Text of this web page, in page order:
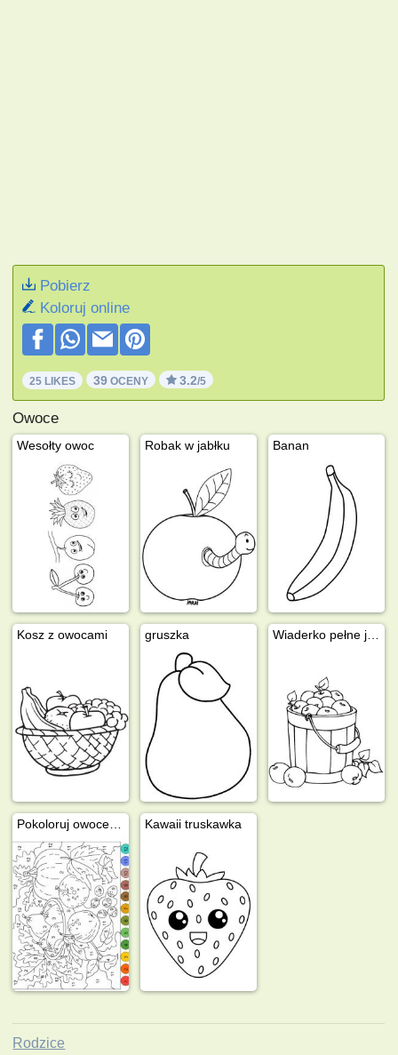
Pobierz
Koloruj online
25 LIKES 39 OCENY 3.2/5
Owoce
Wesołty owoc Robak w jabłku Banan
Kosz z owocami gruszka
Kawaii truskawka
Rodzice